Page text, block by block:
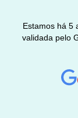
Estamos há 5
validada pelo